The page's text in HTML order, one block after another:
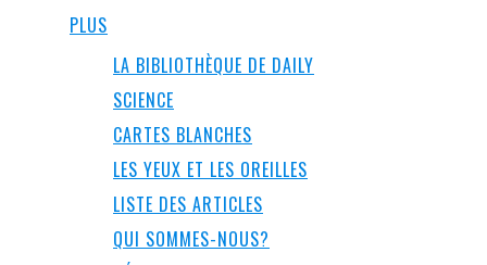
PLUS
LA BIBLIOTHÈQUE DE DAILY
SCIENCE
CARTES BLANCHES
LES YEUX ET LES OREILLES
LISTE DES ARTICLES
QUI SOMMES-NOUS?